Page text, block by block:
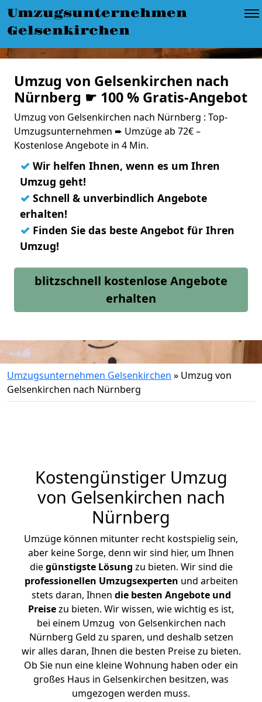
Umzugsunternehmen
Gelsenkirchen
Umzug von Gelsenkirchen nach
Nürnberg ☛ 100 % Gratis-Angebot
Umzug von Gelsenkirchen nach Nürnberg : Top-
Umzugsunternehmen ➨ Umzüge ab 72€ –
Kostenlose Angebote in 4 Min.
✓ Wir helfen Ihnen, wenn es um Ihren
Umzug geht!
✓ Schnell & unverbindlich Angebote
erhalten!
✓ Finden Sie das beste Angebot für Ihren
Umzug!
blitzschnell kostenlose Angebote
erhalten
Umzugsunternehmen Gelsenkirchen » Umzug von
Gelsenkirchen nach Nürnberg
Kostengünstiger Umzug
von Gelsenkirchen nach
Nürnberg
Umzüge können mitunter recht kostspielig sein,
aber keine Sorge, denn wir sind hier, um Ihnen
diegünstigste Lösung zu bieten. Wir sind die
professionellen Umzugsexperten und arbeiten
stets daran, Ihnen die besten Angebote und
Preisezu bieten. Wir wissen, wie wichtig es ist,
bei einem Umzug von Gelsenkirchen nach
Nürnberg Geld zu sparen, und deshalb setzen
wir alles daran, Ihnen die besten Preise zu bieten.
Ob Sie nun eine kleine Wohnung haben oder ein
großes Haus in Gelsenkirchen besitzen, was
umgezogen werden muss.